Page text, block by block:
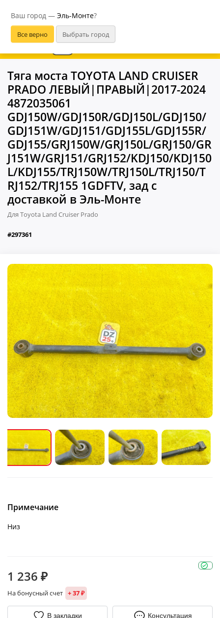
Ваш город — Эль-Монте?
В приложении удобнее
Тяга моста TOYOTA LAND CRUISER
PRADO ЛЕВЫЙ|ПРАВЫЙ|2017-2024
4872035061
GDJ150W/GDJ150R/GDJ150L/GDJ150/
GDJ151W/GDJ151/GDJ155L/GDJ155R/
GDJ155/GRJ150W/GRJ150L/GRJ150/GR
J151W/GRJ151/GRJ152/KDJ150/KDJ150
L/KDJ155/TRJ150W/TRJ150L/TRJ150/T
RJ152/TRJ155 1GDFTV, зад с
доставкой в Эль-Монте
Для Toyota Land Cruiser Prado
#297361
Примечание
Низ
1 236 ₽
На бонусный счет + 37 ₽
В закладки Консультация